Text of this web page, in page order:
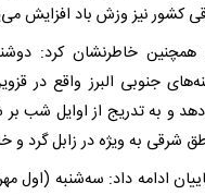
کشور نیز وزش باد افزایش
جنوبی البرز واقع در
و به تدریج از اوایل شب
شرقی به ویژه در زابل
ادامه داد: سه‌شنبه (اول